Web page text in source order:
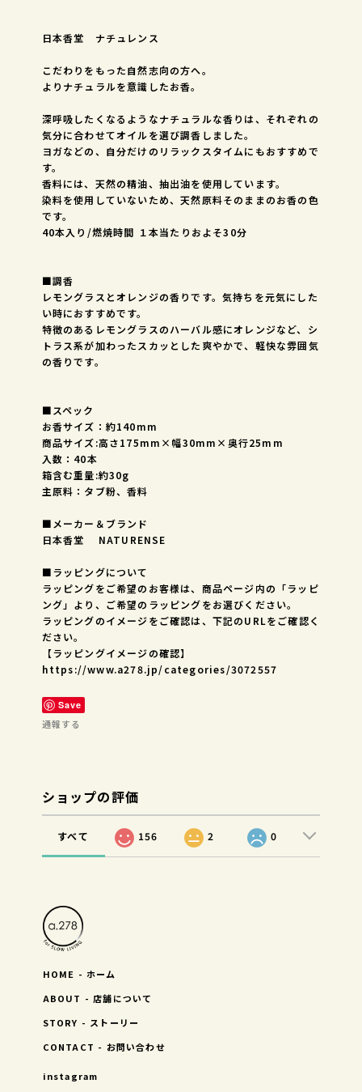
日本香堂 ナチュレンス
こだわりをもった自然志向の方へ。
よりナチュラルを意識したお香。
深呼吸したくなるようなナチュラルな香りは、それぞれの
気分に合わせてオイルを選び調香しました。
ヨガなどの、自分だけのリラックスタイムにもおすすめで
す。
香料には、天然の精油、抽出油を使用しています。
染料を使用していないため、天然原料そのままのお香の色
です。
40本入り/燃焼時間 １本当たりおよそ30分
■調香
レモングラスとオレンジの香りです。気持ちを元気にした
い時におすすめです。
特徴のあるレモングラスのハーバル感にオレンジなど、シ
トラス系が加わったスカッとした爽やかで、軽快な雰囲気
の香りです。
■スペック
お香サイズ：約140mm
商品サイズ:高さ175mm×幅30mm×奥行25mm
入数：40本
箱含む重量:約30g
主原料：タブ粉、香料
■メーカー＆ブランド
日本香堂 NATURENSE
■ラッピングについて
ラッピングをご希望のお客様は、商品ページ内の「ラッピ
ング」より、ご希望のラッピングをお選びください。
ラッピングのイメージをご確認は、下記のURLをご確認く
ださい。
【ラッピングイメージの確認】
https://www.a278.jp/categories/3072557
Save
通報する
ショップの評価
すべて 156 2 0
HOME - ホーム
ABOUT - 店舗について
STORY - ストーリー
CONTACT - お問い合わせ
instagram